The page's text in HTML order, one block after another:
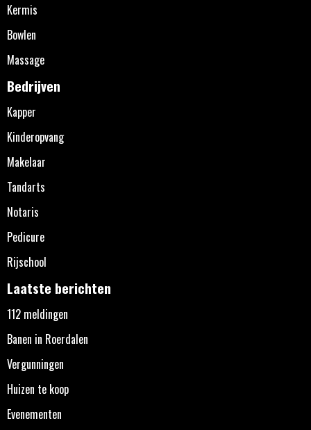
Kermis
Bowlen
Massage
Bedrijven
Kapper
Kinderopvang
Makelaar
Tandarts
Notaris
Pedicure
Rijschool
Laatste berichten
112 meldingen
Banen in Roerdalen
Vergunningen
Huizen te koop
Evenementen